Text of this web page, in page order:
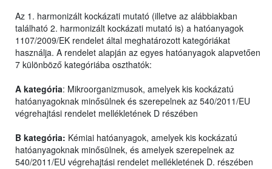
Az 1. harmonizált kockázati mutató (illetve az alábbiakban
található 2. harmonizált kockázati mutató is) a hatóanyagok
1107/2009/EK rendelet által meghatározott kategóriákat
használja. A rendelet alapján az egyes hatóanyagok alapvetően
7 különböző kategóriába oszthatók:
A kategória: Mikroorganizmusok, amelyek kis kockázatú
hatóanyagoknak minősülnek és szerepelnek az 540/2011/EU
végrehajtási rendelet mellékletének D részében
B kategória: Kémiai hatóanyagok, amelyek kis kockázatú
hatóanyagoknak minősülnek, és amelyek szerepelnek az
540/2011/EU végrehajtási rendelet mellékletének D. részében